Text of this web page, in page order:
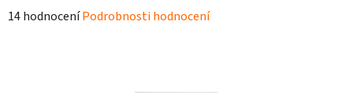
Průměrné
14 hodnoceníPodrobnosti hodnocení